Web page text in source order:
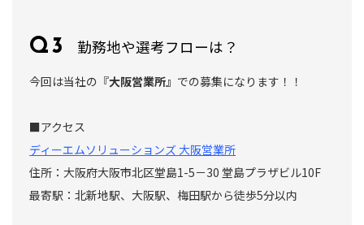
勤務地や選考フローは？
今回は当社の『大阪営業所』 での募集になります！！
■アクセス
ディーエムソリューションズ 大阪営業所
住所：大阪府大阪市北区堂島1-5－30 堂島プラザビル10F
最寄駅：北新地駅、大阪駅、梅田駅から徒歩5分以内